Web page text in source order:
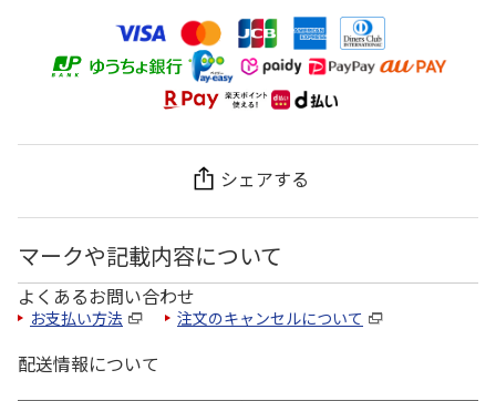
シェアする
マークや記載内容について
よくあるお問い合わせ
お支払い方法 注文のキャンセルについて
配送情報について